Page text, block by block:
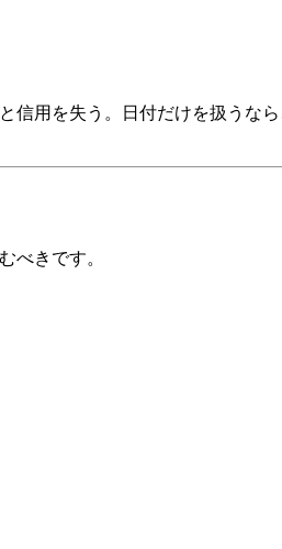
信用を失う。日付だけを扱うな
べきです。